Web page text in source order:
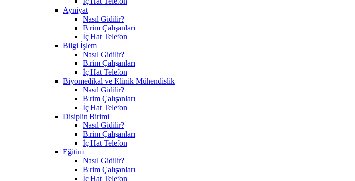
Ayniyat
Nasıl Gidilir?
Birim Çalışanları
İç Hat Telefon
Bilgi İşlem
Nasıl Gidilir?
Birim Çalışanları
İç Hat Telefon
Biyomedikal ve Klinik Mühendislik
Nasıl Gidilir?
Birim Çalışanları
İç Hat Telefon
Disiplin Birimi
Nasıl Gidilir?
Birim Çalışanları
İç Hat Telefon
Eğitim
Nasıl Gidilir?
Birim Çalışanları
İç Hat Telefon